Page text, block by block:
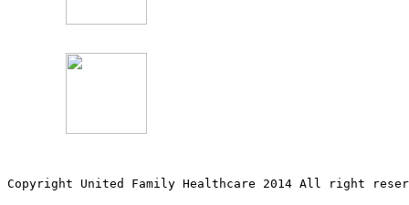
Copyright United Family Healthcare 2014 All right